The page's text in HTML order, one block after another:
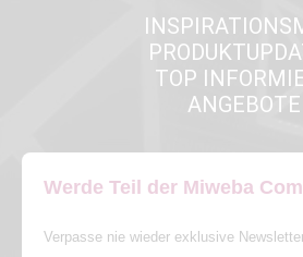
TOP
ANGEBOTE
Werde Teil der Miweba
Verpasse nie wieder exklusive